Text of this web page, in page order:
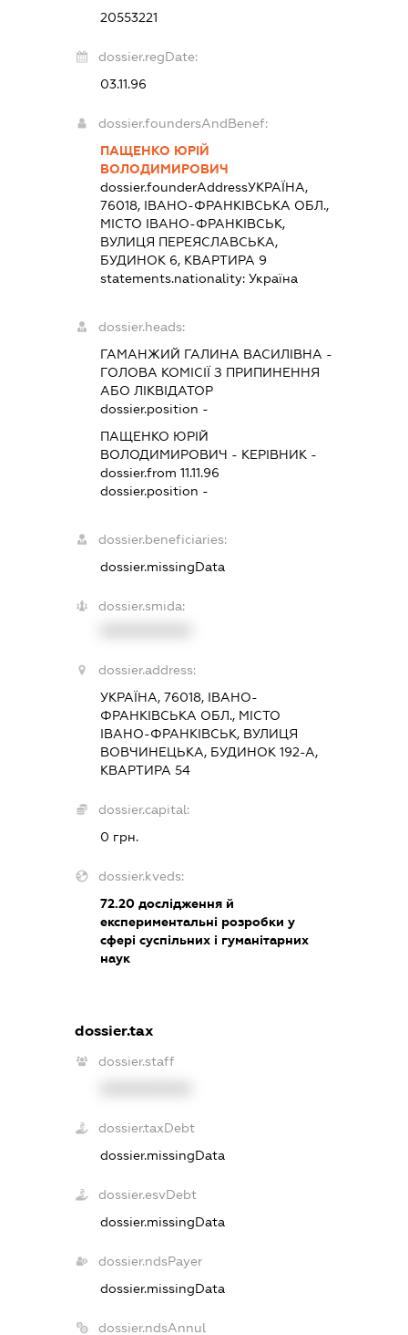
20553221
dossier.regDate:
03.11.96
dossier.foundersAndBenef:
ПАЩЕНКО ЮРІЙ
ВОЛОДИМИРОВИЧ
dossier.founderAddressУКРАЇНА,
76018, ІВАНО-ФРАНКІВСЬКА ОБЛ.,
МІСТО ІВАНО-ФРАНКІВСЬК,
ВУЛИЦЯ ПЕРЕЯСЛАВСЬКА,
БУДИНОК 6, КВАРТИРА 9
statements.nationality:Україна
dossier.heads:
ГАМАНЖИЙ ГАЛИНА ВАСИЛІВНА -
ГОЛОВА КОМІСІЇ З ПРИПИНЕННЯ
АБО ЛІКВІДАТОР
dossier.position -
ПАЩЕНКО ЮРІЙ
ВОЛОДИМИРОВИЧ - КЕРІВНИК -
dossier.from 11.11.96
dossier.position -
dossier.beneficiaries:
dossier.missingData
dossier.smida:
dossier.address:
УКРАЇНА, 76018, ІВАНО-
ФРАНКІВСЬКА ОБЛ., МІСТО
ІВАНО-ФРАНКІВСЬК, ВУЛИЦЯ
ВОВЧИНЕЦЬКА, БУДИНОК 192-А,
КВАРТИРА 54
dossier.capital:
0 грн.
dossier.kveds:
72.20 дослідження й
експериментальні розробки у
сфері суспільних і гуманітарних
наук
dossier.tax
dossier.staff
dossier.taxDebt
dossier.missingData
dossier.esvDebt
dossier.missingData
dossier.ndsPayer
dossier.missingData
dossier.ndsAnnul